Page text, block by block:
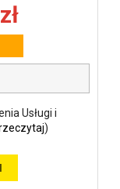
Usługi i
)